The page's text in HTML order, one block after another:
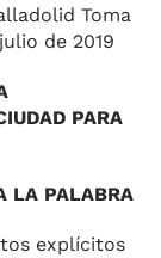
Toma
de 2019
PARA
LA PALABRA
explícitos